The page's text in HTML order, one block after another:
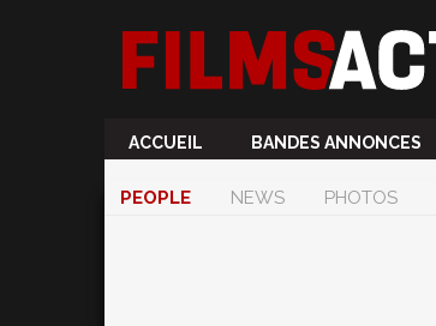
ACCUEIL BANDES ANNONCES
PEOPLE NEWS PHOTOS